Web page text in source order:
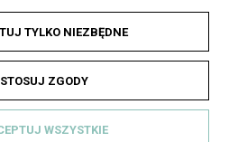
TYLKO NIEZBĘDNE
ZGODY
WSZYSTKIE